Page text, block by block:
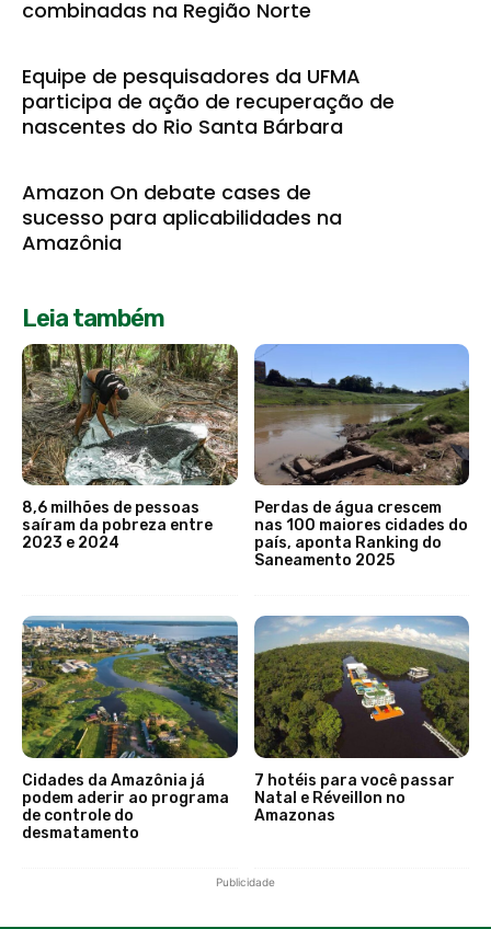
combinadas na Região Norte
Equipe de pesquisadores da UFMA
participa de ação de recuperação de
nascentes do Rio Santa Bárbara
Amazon On debate cases de
sucesso para aplicabilidades na
Amazônia
Leia também
8,6 milhões de pessoas
saíram da pobreza entre
2023 e 2024
Perdas de água crescem
nas 100 maiores cidades do
país, aponta Ranking do
Saneamento 2025
Cidades da Amazônia já
podem aderir ao programa
de controle do
desmatamento
7 hotéis para você passar
Natal e Réveillon no
Amazonas
Publicidade